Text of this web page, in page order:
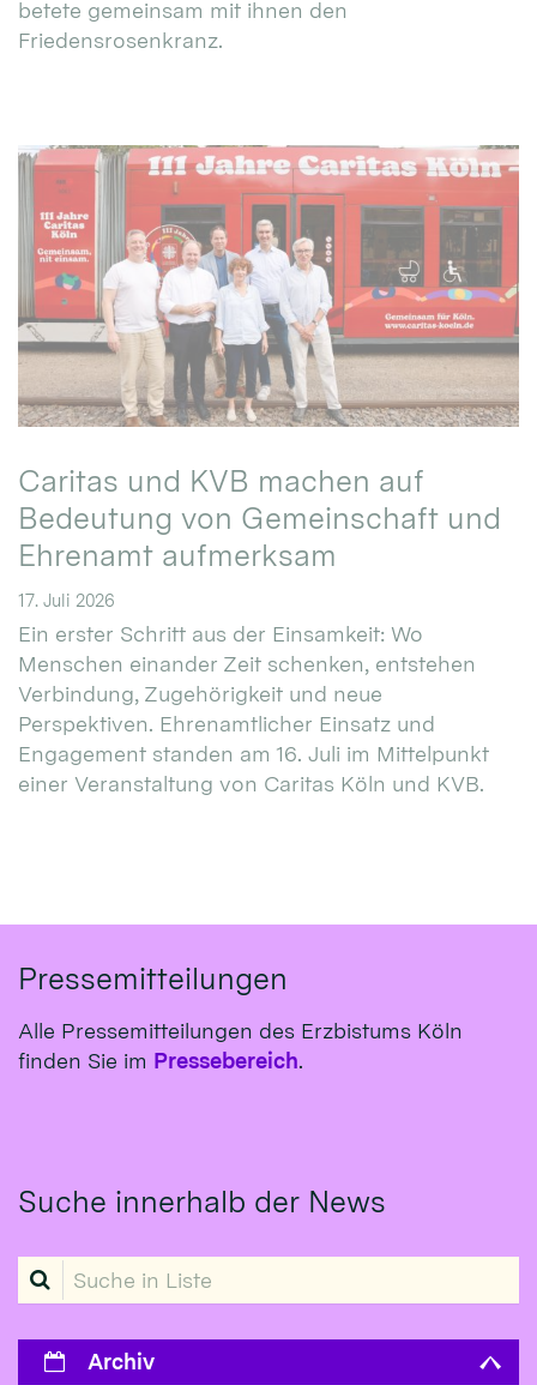
betete gemeinsam mit ihnen den
Friedensrosenkranz.
Caritas und KVB machen auf
Bedeutung von Gemeinschaft und
Ehrenamt aufmerksam
17. Juli 2026
Ein erster Schritt aus der Einsamkeit: Wo
Menschen einander Zeit schenken, entstehen
Verbindung, Zugehörigkeit und neue
Perspektiven. Ehrenamtlicher Einsatz und
Engagement standen am 16. Juli im Mittelpunkt
einer Veranstaltung von Caritas Köln und KVB.
Pressemitteilungen
Alle Pressemitteilungen des Erzbistums Köln
finden Sie im Pressebereich.
Suche innerhalb der News
Suche in Liste
Archiv